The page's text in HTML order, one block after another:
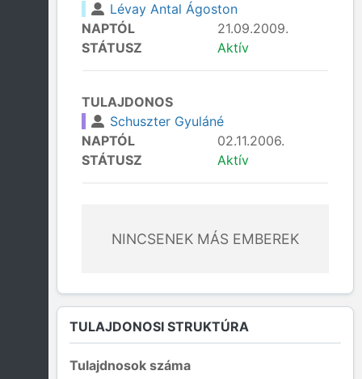
Lévay Antal Ágoston
NAPTÓL
21.09.2009.
STÁTUSZ
Aktív
TULAJDONOS
Schuszter Gyuláné
NAPTÓL
02.11.2006.
STÁTUSZ
Aktív
NINCSENEK MÁS EMBEREK
TULAJDONOSI STRUKTÚRA
Tulajdnosok száma